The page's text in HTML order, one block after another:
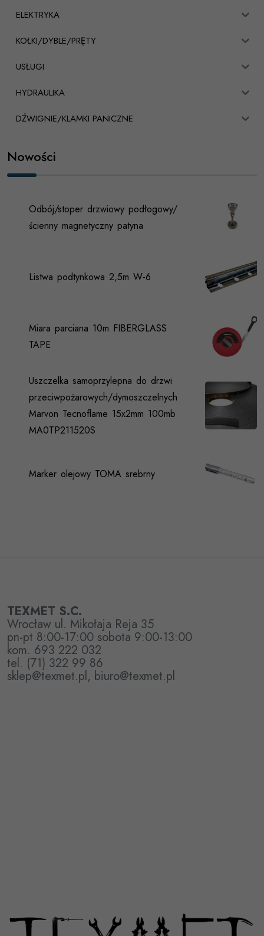
ELEKTRYKA
KOŁKI/DYBLE/PRĘTY
USŁUGI
HYDRAULIKA
DŹWIGNIE/KLAMKI PANICZNE
Nowości
Odbój/stoper drzwiowy podłogowy/
ścienny magnetyczny patyna
Listwa podtynkowa 2,5m W-6
Miara parciana 10m FIBERGLASS
TAPE
Uszczelka samoprzylepna do drzwi
przeciwpożarowych/dymoszczelnych
Marvon Tecnoflame 15x2mm 100mb
MA0TP211520S
Marker olejowy TOMA srebrny
TEXMET S.C.
Wrocław ul. Mikołaja Reja 35
pn-pt 8:00-17:00 sobota 9:00-13:00
kom. 693 222 032
tel. (71) 322 99 86
sklep@texmet.pl, biuro@texmet.pl